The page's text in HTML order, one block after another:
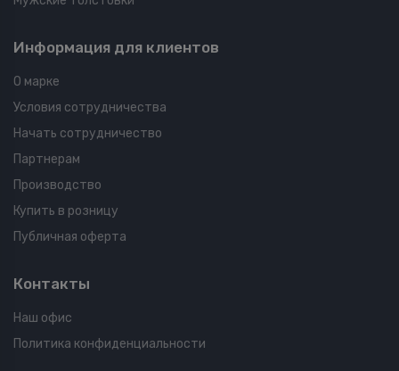
Информация для клиентов
О марке
Условия сотрудничества
Начать сотрудничество
Партнерам
Производство
Купить в розницу
Публичная оферта
Контакты
Наш офис
Политика конфиденциальности